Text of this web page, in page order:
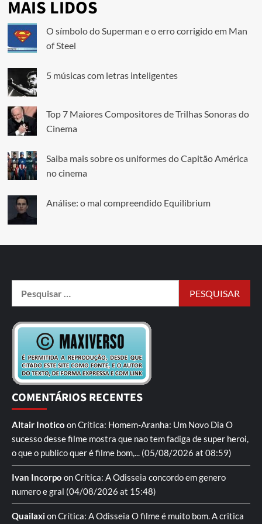
MAIS LIDOS
O símbolo do Superman e o erro corrigido em Man
of Steel
5 músicas com letras inteligentes
Top 7 Maiores Compositores de Trilhas Sonoras do
Cinema
Saiba mais sobre os uniformes do Capitão América
no cinema
Análise: o mal compreendido Equilibrium
COMENTÁRIOS RECENTES
Altair Inotico onCrítica: Homem-Aranha: Um Novo Dia O
sucesso desse filme mostra que nao tem fadiga de super heroi,
o que o publico quer é filme bom,... (05/08/2026 at 08:59)
Ivan Incorpo onCrítica: A Odisseia concordo em genero
numero e gral (04/08/2026 at 15:48)
QuailaxionCrítica: A Odisseia O filme é muito bom. A critica